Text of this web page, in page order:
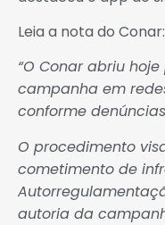
Leia a nota do Conar:
“O Conar abriu
campanha em
conforme
O procedimento
cometimento de
autoria da